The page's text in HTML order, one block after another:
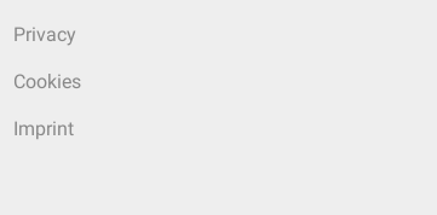
Privacy
Cookies
Imprint